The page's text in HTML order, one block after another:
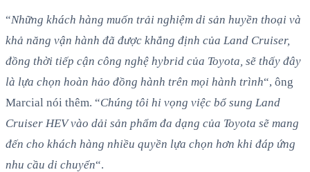
“Những khách hàng muốn trải nghiệm di sản huyền thoại và
khả năng vận hành đã được khẳng định của Land Cruiser,
đồng thời tiếp cận công nghệ hybrid của Toyota, sẽ thấy đây
là lựa chọn hoàn hảo đồng hành trên mọi hành trình“, ông
Marcial nói thêm. “Chúng tôi hi vọng việc bổ sung Land
Cruiser HEV vào dải sản phẩm đa dạng của Toyota sẽ mang
đến cho khách hàng nhiều quyền lựa chọn hơn khi đáp ứng
nhu cầu di chuyển“.